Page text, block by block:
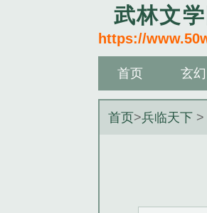
武林文学
https://
首页 玄幻
首页>兵临天下 >